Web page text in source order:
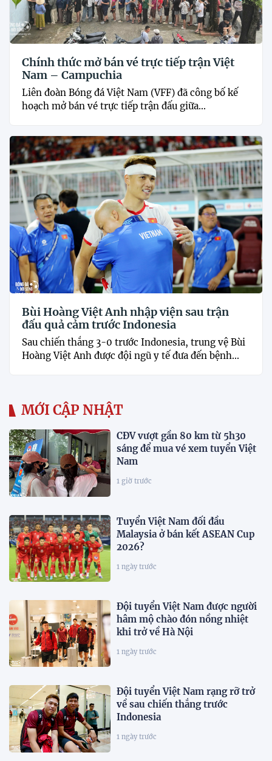
Chính thức mở bán vé trực tiếp trận Việt
Nam – Campuchia
Liên đoàn Bóng đá Việt Nam (VFF) đã công bố kế
hoạch mở bán vé trực tiếp trận đấu giữa...
Bùi Hoàng Việt Anh nhập viện sau trận
đấu quả cảm trước Indonesia
Sau chiến thắng 3-0 trước Indonesia, trung vệ Bùi
Hoàng Việt Anh được đội ngũ y tế đưa đến bệnh...
MỚI CẬP NHẬT
CĐV vượt gần 80 km từ 5h30
sáng để mua vé xem tuyển Việt
Nam
1 giờ trước
Tuyển Việt Nam đối đầu
Malaysia ở bán kết ASEAN Cup
2026?
1 ngày trước
Đội tuyển Việt Nam được người
hâm mộ chào đón nồng nhiệt
khi trở về Hà Nội
1 ngày trước
Đội tuyển Việt Nam rạng rỡ trở
về sau chiến thắng trước
Indonesia
1 ngày trước